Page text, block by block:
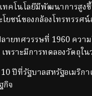
นโลยีมีพัฒนาการสูงขึ้
โยชน์ของกล้องโทรทร
ศวรรษที่ 1960 ความฝั
ราะมีการทดลองวัตถุใ
ที่รัฐบาลสหรัฐอเมริกา
กิจ